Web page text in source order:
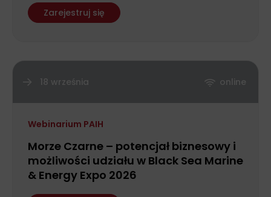
Zarejestruj się
18 września online
Webinarium PAIH
Morze Czarne – potencjał biznesowy i
możliwości udziału w Black Sea Marine
& Energy Expo 2026